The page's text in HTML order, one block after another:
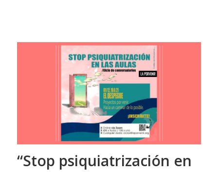
“Stop psiquiatrización en